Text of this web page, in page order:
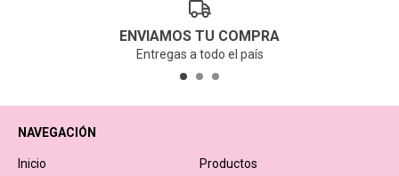
ENVIAMOS TU COMPRA
Entregas a todo el país
NAVEGACIÓN
Inicio Productos